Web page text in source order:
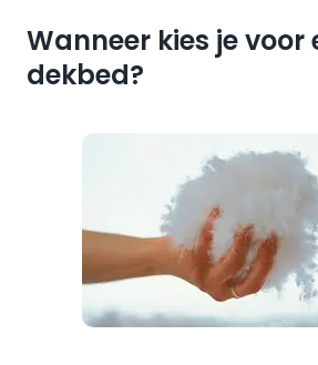
Wanneer kies je voor
dekbed?